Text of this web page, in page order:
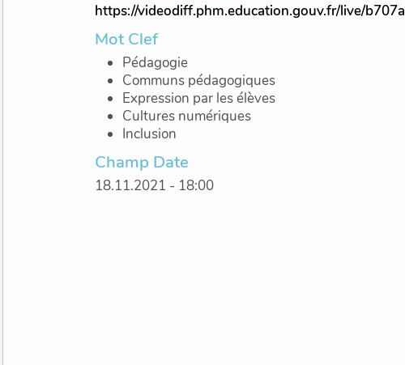
https://videodiff.phm.education.gouv.fr/live/b707a
Mot Clef
Pédagogie
Communs pédagogiques
Expression par les élèves
Cultures numériques
Inclusion
Champ Date
18.11.2021 - 18:00